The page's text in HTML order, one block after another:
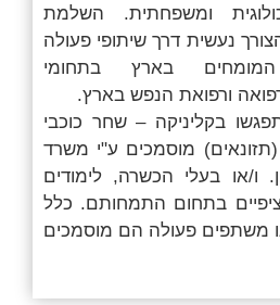
ומשפחתית. השלמת
נעשית דרך שיתופי פעולה
בארץ בתחומי
ורפואת הנפש בארץ.
בקליניקה – שחר כוכבי
(תזונאים) מוסמכים ע"י משרד
ו/או בעלי הכשרה, לימודים
בתחום התמחותם. כלל
משתפים פעולה הם מוסמכים